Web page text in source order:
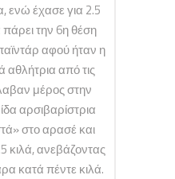
ενώ έχασε για 2.5
πάρει την 6η θέση
αφού ήταν η
αθλήτρια από τις
μέρος στην
αρσιβαρίστρια
στο αρασέ και
κιλά, ανεβάζοντας
κατά πέντε κιλά.